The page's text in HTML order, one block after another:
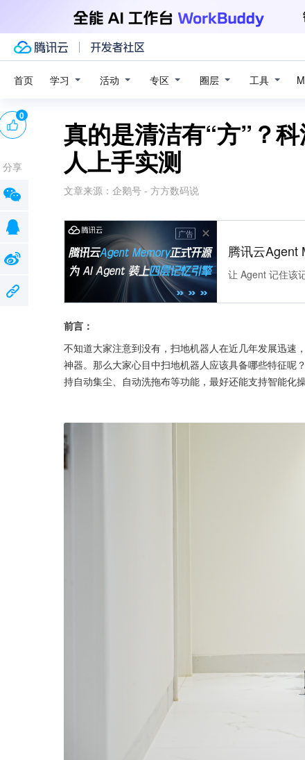
首页 学习 活动 专区 圈层 工具
真的是清洁有“方”？
人上手实测
文章来源： 企鹅号 - 方方数码说
广告
腾讯云Agent
让 Agent 记住该
前言：
不知道大家注意到没有，扫地机器人在近几年发展迅速
神器。那么大家心目中扫地机器人应该具备哪些特征呢
持自动集尘、自动洗拖布等功能，最好还能支持智能化
0
分享